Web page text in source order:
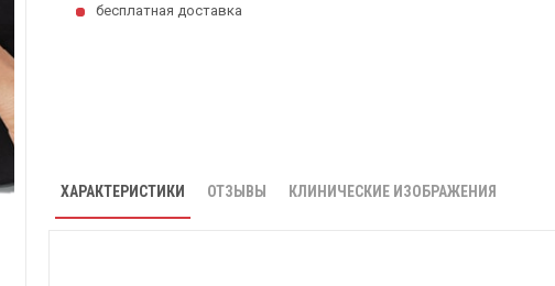
бесплатная доставка
ХАРАКТЕРИСТИКИ ОТЗЫВЫ КЛИНИЧЕСКИЕ ИЗОБРАЖЕНИЯ